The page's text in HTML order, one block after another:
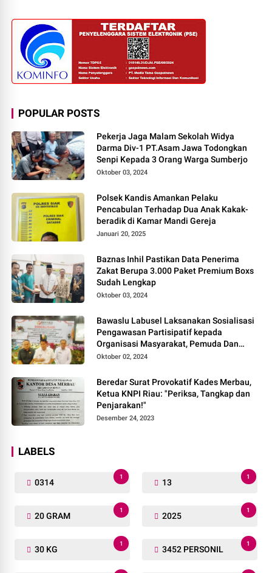
POPULAR POSTS
Pekerja Jaga Malam Sekolah Widya
Darma Div-1 PT.Asam Jawa Todongkan
Senpi Kepada 3 Orang Warga Sumberjo
Oktober 03, 2024
Polsek Kandis Amankan Pelaku
Pencabulan Terhadap Dua Anak Kakak-
beradik di Kamar Mandi Gereja
Januari 20, 2025
Baznas Inhil Pastikan Data Penerima
Zakat Berupa 3.000 Paket Premium Boxs
Sudah Lengkap
Oktober 03, 2024
Bawaslu Labusel Laksanakan Sosialisasi
Pengawasan Partisipatif kepada
Organisasi Masyarakat, Pemuda Dan
Agama Pada pilkada Serentak 2024
Oktober 02, 2024
Beredar Surat Provokatif Kades Merbau,
Ketua KNPI Riau: "Periksa, Tangkap dan
Penjarakan!"
Desember 24, 2023
LABELS
0314
1
13
1
20 GRAM
1
2025
1
30 KG
1
3452 PERSONIL
1